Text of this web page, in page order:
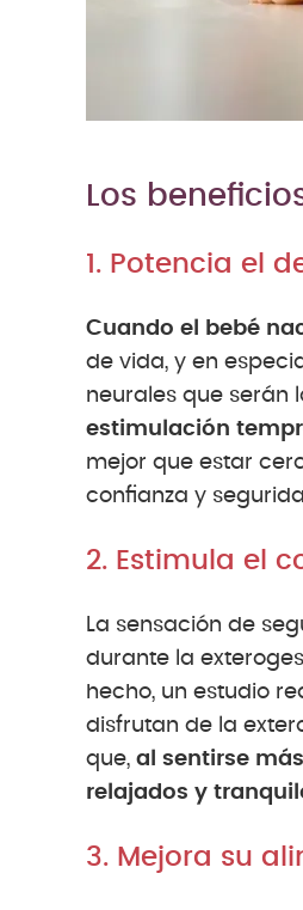
Los
1. Potencia el
Cuando el bebé
de vida, y en
neurales que serán
estimulación
mejor que estar
confianza y
2. Estimula el
La sensación de
durante la
hecho, un estudio
disfrutan de la
que, al sentirse
relajados y
3. Mejora su